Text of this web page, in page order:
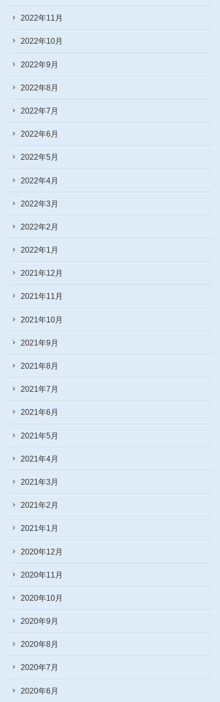
2022年11月
2022年10月
2022年9月
2022年8月
2022年7月
2022年6月
2022年5月
2022年4月
2022年3月
2022年2月
2022年1月
2021年12月
2021年11月
2021年10月
2021年9月
2021年8月
2021年7月
2021年6月
2021年5月
2021年4月
2021年3月
2021年2月
2021年1月
2020年12月
2020年11月
2020年10月
2020年9月
2020年8月
2020年7月
2020年6月